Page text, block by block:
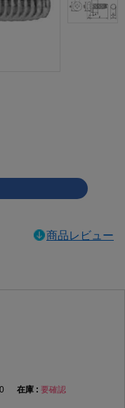
商品レビュー
要確認